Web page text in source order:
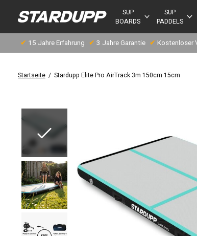
SUP
BOARDS
SUP
PADDELS
✔ 15 Jahre Erfahrung ✔ 3 Jahre Garantie ✔ Kostenloser
Startseite / Stardupp Elite Pro AirTrack 3m 150cm 15cm